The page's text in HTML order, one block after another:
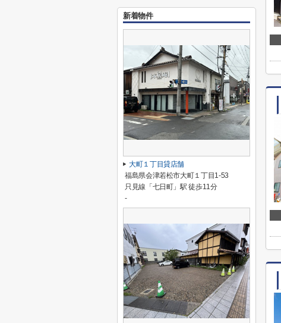
新着物件
大町１丁目貸店舗
福島県会津若松市大町１丁目1-53
只見線「七日町」駅 徒歩11分
-